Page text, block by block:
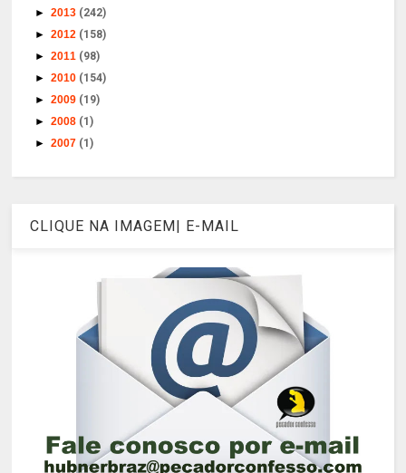
►2013 (242)
►2012 (158)
►2011 (98)
►2010 (154)
►2009 (19)
►2008 (1)
►2007 (1)
CLIQUE NA IMAGEM| E-MAIL